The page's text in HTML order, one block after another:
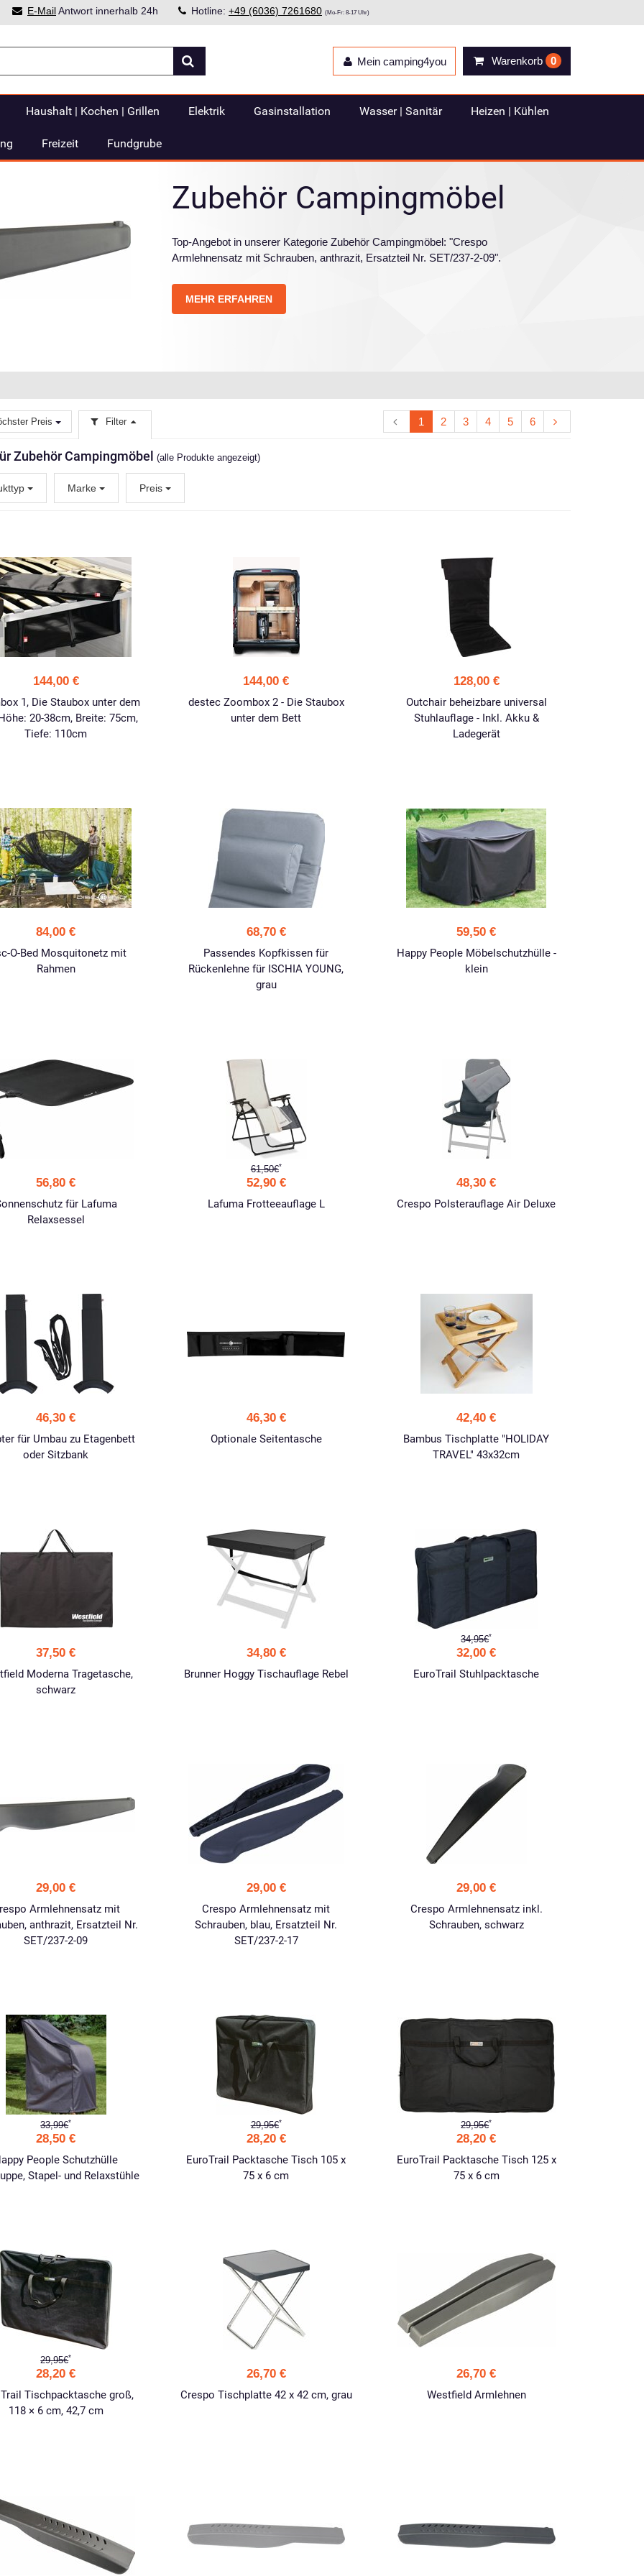
E-MailAntwort innerhalb 24h Hotline: +49 (6036) 7261680 (Mo-Fr: 8-17 Uhr)
Warenkorb 0
Mein camping4you
Haushalt | Kochen | Grillen Elektrik Gasinstallation Wasser | Sanitär Heizen | Kühlen
Freizeit Fundgrube
Zubehör Campingmöbel
Top-Angebot in unserer Kategorie Zubehör Campingmöbel: "Crespo
Armlehnensatz mit Schrauben, anthrazit, Ersatzteil Nr. SET/237-2-09".
MEHR ERFAHREN
1 2 3 4 5 6
Preis Filter
Zubehör Campingmöbel (alle Produkte angezeigt)
Marke Preis
144,00 €
1, Die Staubox unter dem
20-38cm, Breite: 75cm,
Tiefe: 110cm
144,00 €
destec Zoombox 2 - Die Staubox
unter dem Bett
128,00 €
Outchair beheizbare universal
Stuhlauflage - Inkl. Akku &
Ladegerät
84,00 €
O-Bed Mosquitonetz mit
Rahmen
68,70 €
Passendes Kopfkissen für
Rückenlehne für ISCHIA YOUNG,
grau
59,50 €
Happy People Möbelschutzhülle -
klein
56,80 €
für Lafuma
Relaxsessel
61,50€*
52,90 €
Lafuma Frotteeauflage L
48,30 €
Crespo Polsterauflage Air Deluxe
46,30 €
für Umbau zu Etagenbett
oder Sitzbank
46,30 €
Optionale Seitentasche
42,40 €
Bambus Tischplatte "HOLIDAY
TRAVEL" 43x32cm
37,50 €
Moderna Tragetasche,
schwarz
34,80 €
Brunner Hoggy Tischauflage Rebel
34,95€*
32,00 €
EuroTrail Stuhlpacktasche
29,00 €
Armlehnensatz mit
anthrazit, Ersatzteil Nr.
SET/237-2-09
29,00 €
Crespo Armlehnensatz mit
Schrauben, blau, Ersatzteil Nr.
SET/237-2-17
29,00 €
Crespo Armlehnensatz inkl.
Schrauben, schwarz
33,99€*
28,50 €
People Schutzhülle
Stapel- und Relaxstühle
29,95€*
28,20 €
EuroTrail Packtasche Tisch 105 x
75 x 6 cm
29,95€*
28,20 €
EuroTrail Packtasche Tisch 125 x
75 x 6 cm
29,95€*
28,20 €
Tischpacktasche groß,
118 × 6 cm, 42,7 cm
26,70 €
Crespo Tischplatte 42 x 42 cm, grau
26,70 €
Westfield Armlehnen